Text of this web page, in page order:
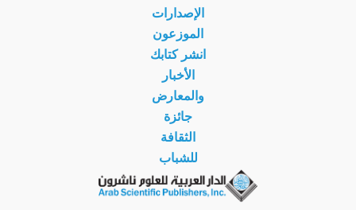
الإصدارات
الموزعون
انشر كتابك
الأخبار
والمعارض
جائزة
الثقافة
للشباب